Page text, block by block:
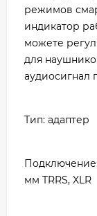
режимов
индикатор
можете
для
аудиосигнал
Тип: адаптер
мм TRRS, XLR